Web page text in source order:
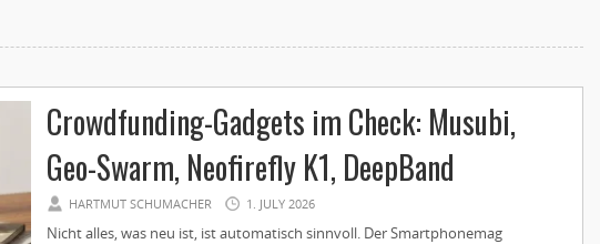
Crowdfunding-Gadgets im Check: Musubi,
Geo-Swarm, Neofirefly K1, DeepBand
HARTMUT SCHUMACHER 1. JULY 2026
Nicht alles, was neu ist, ist automatisch sinnvoll. Der Smartphonemag